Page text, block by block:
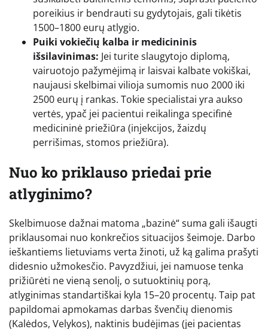
poreikius ir bendrauti su gydytojais, gali tikėtis
1500–1800 eurų atlygio.
Puiki vokiečių kalba ir medicininis
išsilavinimas: Jei turite slaugytojo diplomą,
vairuotojo pažymėjimą ir laisvai kalbate vokiškai,
naujausi skelbimai vilioja sumomis nuo 2000 iki
2500 eurų į rankas. Tokie specialistai yra aukso
vertės, ypač jei pacientui reikalinga specifinė
medicininė priežiūra (injekcijos, žaizdų
perrišimas, stomos priežiūra).
Nuo ko priklauso priedai prie
atlyginimo?
Skelbimuose dažnai matoma „bazinė“ suma gali išaugti
priklausomai nuo konkrečios situacijos šeimoje. Darbo
ieškantiems lietuviams verta žinoti, už ką galima prašyti
didesnio užmokesčio. Pavyzdžiui, jei namuose tenka
prižiūrėti ne vieną senolį, o sutuoktinių porą,
atlyginimas standartiškai kyla 15–20 procentų. Taip pat
papildomai apmokamas darbas švenčių dienomis
(Kalėdos, Velykos), naktinis budėjimas (jei pacientas